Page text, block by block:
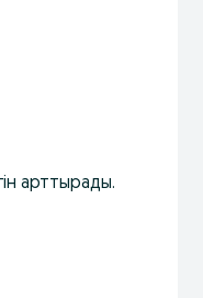
арттырады.